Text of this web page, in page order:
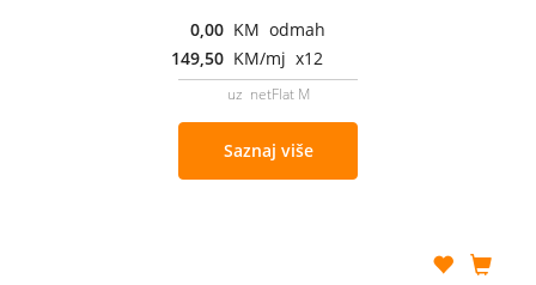
0,00 KM odmah
149,50 KM/mj x12
uz netFlat M
Saznaj više